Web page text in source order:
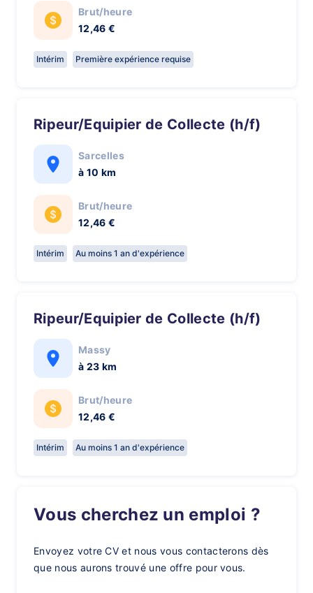
Brut/heure
12,46 €
Intérim Première expérience requise
Ripeur/Equipier de Collecte (h/f)
Sarcelles
à 10 km
Brut/heure
12,46 €
Intérim Au moins 1 an d'expérience
Ripeur/Equipier de Collecte (h/f)
Massy
à 23 km
Brut/heure
12,46 €
Intérim Au moins 1 an d'expérience
Vous cherchez un emploi ?
Envoyez votre CV et nous vous contacterons dès
que nous aurons trouvé une offre pour vous.